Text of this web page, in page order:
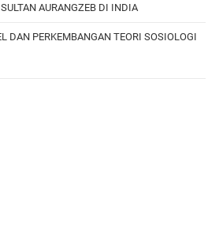
AURANGZEB DI INDIA
DAN PERKEMBANGAN TEORI SOSIOLOGI